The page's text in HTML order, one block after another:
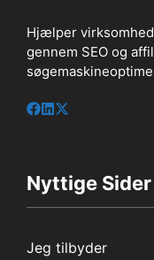
Hjælper
gennem SEO og
Nyttige Sider
Jeg tilbyder